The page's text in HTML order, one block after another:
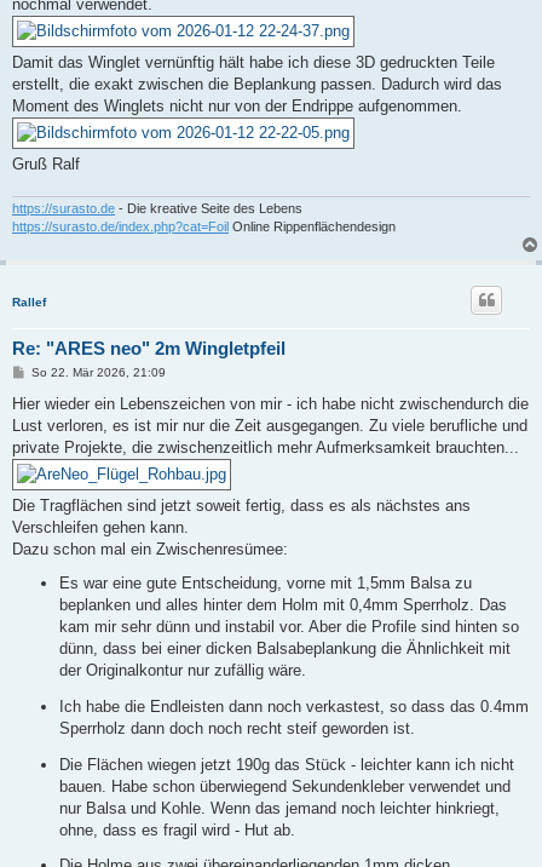
nochmal verwendet.
Damit das Winglet vernünftig hält habe ich diese 3D gedruckten Teile
erstellt, die exakt zwischen die Beplankung passen. Dadurch wird das
Moment des Winglets nicht nur von der Endrippe aufgenommen.
Gruß Ralf
https://surasto.de - Die kreative Seite des Lebens
https://surasto.de/index.php?cat=Foil Online Rippenflächendesign
Rallef
Re: "ARES neo" 2m Wingletpfeil
B
i
r
a
g
So 22. Mär 2026, 21:09
Hier wieder ein Lebenszeichen von mir - ich habe nicht zwischendurch die
Lust verloren, es ist mir nur die Zeit ausgegangen. Zu viele berufliche und
private Projekte, die zwischenzeitlich mehr Aufmerksamkeit brauchten...
Die Tragflächen sind jetzt soweit fertig, dass es als nächstes ans
Verschleifen gehen kann.
Dazu schon mal ein Zwischenresümee:
Es war eine gute Entscheidung, vorne mit 1,5mm Balsa zu
beplanken und alles hinter dem Holm mit 0,4mm Sperrholz. Das
kam mir sehr dünn und instabil vor. Aber die Profile sind hinten so
dünn, dass bei einer dicken Balsabeplankung die Ähnlichkeit mit
der Originalkontur nur zufällig wäre.
Ich habe die Endleisten dann noch verkastest, so dass das 0.4mm
Sperrholz dann doch noch recht steif geworden ist.
Die Flächen wiegen jetzt 190g das Stück - leichter kann ich nicht
bauen. Habe schon überwiegend Sekundenkleber verwendet und
nur Balsa und Kohle. Wenn das jemand noch leichter hinkriegt,
ohne, dass es fragil wird - Hut ab.